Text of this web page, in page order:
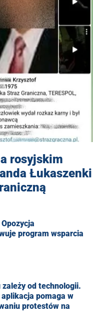
rosyjskim
Łukaszenki
program wsparcia
zależy od technologii.
pomaga w
protestów na